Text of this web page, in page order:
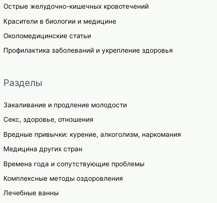
Острые желудочно-кишечных кровотечений
Красители в биологии и медицине
Околомедицинские статьи
Профилактика заболеваний и укрепление здоровья
Разделы
Закаливание и продление молодости
Секс, здоровье, отношения
Вредные привычки: курение, алкоголизм, наркомания
Медицина других стран
Времена года и сопутствующие проблемы
Комплексные методы оздоровления
Лечебные ванны